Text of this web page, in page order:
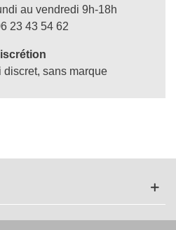
au vendredi 9h-18h
23 43 54 62
discret, sans marque